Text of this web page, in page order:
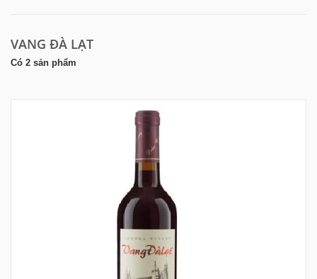
VANG ĐÀ LẠT
Có 2 sản phẩm